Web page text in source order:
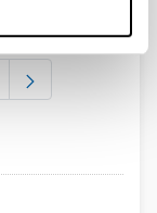
Use TAB